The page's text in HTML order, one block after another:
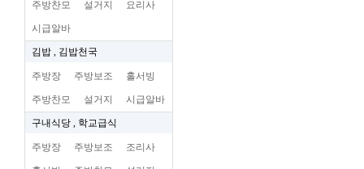
주방찬모 설거지 요리사
시급알바
김밥 , 김밥천국
주방장 주방보조 홀서빙
주방찬모 설거지 시급알바
구내식당 , 학교급식
주방장 주방보조 조리사